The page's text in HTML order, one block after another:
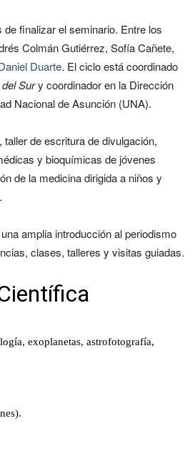
finalizar el seminario. Entre los
Colmán Gutiérrez, Sofía Cañete,
Duarte. El ciclo está coordinado
Sury coordinador en la Dirección
Nacional de Asunción (UNA).
de escritura de divulgación,
y bioquímicas de jóvenes
de la medicina dirigida a niños y
amplia introducción al periodismo
clases, talleres y visitas guiadas.